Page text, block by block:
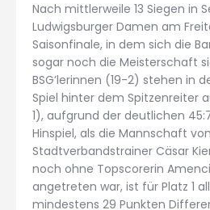
Nach mittlerweile 13 Siegen in
Ludwigsburger Damen am
Saisonfinale, in dem sich die
sogar noch die Meisterschaft
BSG’lerinnen (19-2) stehen in
Spiel hinter dem Spitzenreiter
1), aufgrund der deutlichen
Hinspiel, als die Mannschaft von
Stadtverbandstrainer Cäsar
noch ohne Topscorerin
angetreten war, ist für Platz 1
mindestens 29 Punkten